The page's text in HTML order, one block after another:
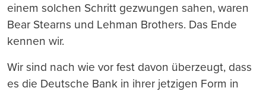
einem solchen Schritt gezwungen sahen, waren
Bear Stearns und Lehman Brothers. Das Ende
kennen wir.
Wir sind nach wie vor fest davon überzeugt, dass
es die Deutsche Bank in ihrer jetzigen Form in